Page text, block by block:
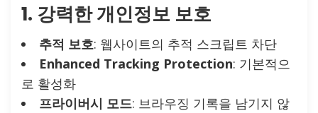
1. 강력한 개인정보 보호
추적 보호: 웹사이트의 추적 스크립트 차단
Enhanced Tracking Protection: 기본적으
로 활성화
프라이버시 모드: 브라우징 기록을 남기지 않